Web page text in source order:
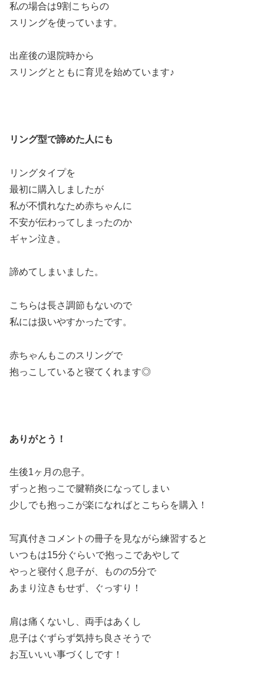
私の場合は9割こちらの
スリングを使っています。
出産後の退院時から
スリングとともに育児を始めています♪
リング型で諦めた人にも
リングタイプを
最初に購入しましたが
私が不慣れなため赤ちゃんに
不安が伝わってしまったのか
ギャン泣き。
諦めてしまいました。
こちらは長さ調節もないので
私には扱いやすかったです。
赤ちゃんもこのスリングで
抱っこしていると寝てくれます◎
ありがとう！
生後1ヶ月の息子。
ずっと抱っこで腱鞘炎になってしまい
少しでも抱っこが楽になればとこちらを購入！
写真付きコメントの冊子を見ながら練習すると
いつもは15分ぐらいで抱っこであやして
やっと寝付く息子が、ものの5分で
あまり泣きもせず、ぐっすり！
肩は痛くないし、両手はあくし
息子はぐずらず気持ち良さそうで
お互いいい事づくしです！